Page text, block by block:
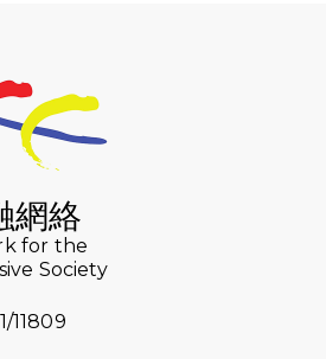
長跑隊恆常練習 - 7月23日
開始）
長跑隊恆常練習 - 7月16日
龍戈壁118公里分享暨香港傷健共
絡15周年晚宴】
長跑隊恆常練習 - 7月9日（19:00
網絡
for the
Society
11809